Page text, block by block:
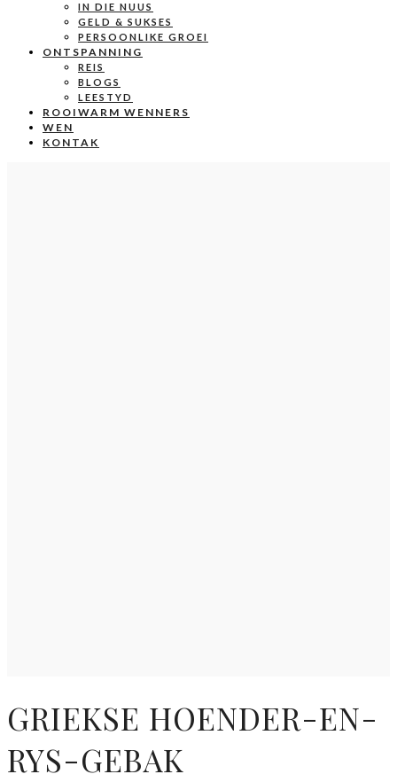
IN DIE NUUS
GELD & SUKSES
PERSOONLIKE GROEI
ONTSPANNING
REIS
BLOGS
LEESTYD
ROOIWARM WENNERS
WEN
KONTAK
GRIEKSE HOENDER-EN-
RYS-GEBAK